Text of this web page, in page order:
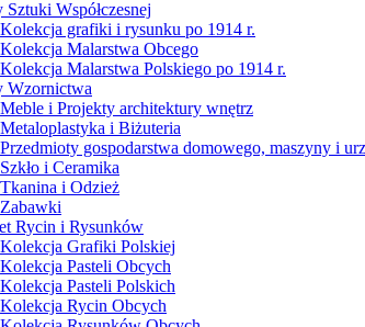
Sztuki Współczesnej
Kolekcja grafiki i rysunku po 1914 r.
Kolekcja Malarstwa Obcego
Kolekcja Malarstwa Polskiego po 1914 r.
Wzornictwa
Meble i Projekty architektury wnętrz
Metaloplastyka i Biżuteria
Przedmioty gospodarstwa domowego, maszyny i
Szkło i Ceramika
Tkanina i Odzież
Zabawki
Rycin i Rysunków
Kolekcja Grafiki Polskiej
Kolekcja Pasteli Obcych
Kolekcja Pasteli Polskich
Kolekcja Rycin Obcych